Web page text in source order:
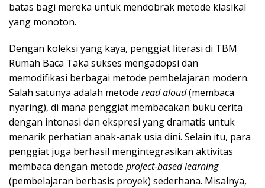
batas bagi mereka untuk mendobrak metode klasikal
yang monoton.
Dengan koleksi yang kaya, penggiat literasi di TBM
Rumah Baca Taka sukses mengadopsi dan
memodifikasi berbagai metode pembelajaran modern.
Salah satunya adalah metode read aloud(membaca
nyaring), di mana penggiat membacakan buku cerita
dengan intonasi dan ekspresi yang dramatis untuk
menarik perhatian anak-anak usia dini. Selain itu, para
penggiat juga berhasil mengintegrasikan aktivitas
membaca dengan metode project-based learning
(pembelajaran berbasis proyek) sederhana. Misalnya,